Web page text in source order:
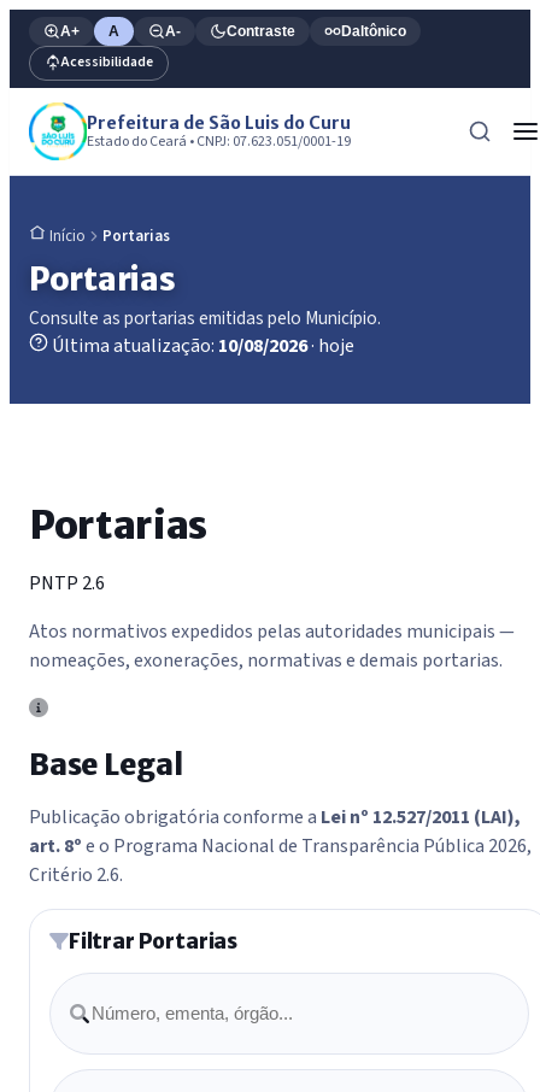
A+ A A- Contraste Daltônico
Acessibilidade
Prefeitura de São Luis do Curu
Estado do Ceará • CNPJ: 07.623.051/0001-19
Início Portarias
Portarias
Consulte as portarias emitidas pelo Município.
Última atualização: 10/08/2026· hoje
Portarias
PNTP 2.6
Atos normativos expedidos pelas autoridades municipais —
nomeações, exonerações, normativas e demais portarias.
Base Legal
Publicação obrigatória conforme a Lei nº 12.527/2011 (LAI),
art. 8ºe o Programa Nacional de Transparência Pública 2026,
Critério 2.6.
Filtrar Portarias
Buscar